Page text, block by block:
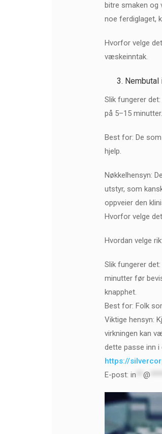
bitre smaken og
noe ferdiglaget,
Hvorfor velge
væskeinntak.
Slik fungerer
på 5–15
Best for: De
hjelp.
Nøkkelhensyn:
utstyr, som
oppveier den
Hvorfor velge
Hvordan velge
Slik fungerer
minutter før
knapphet.
Best for: Folk
Viktige hensyn:
virkningen kan
dette passe inn
https://
E-post:in **@